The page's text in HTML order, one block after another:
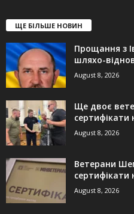
ЩЕ БІЛЬШЕ НОВИН
Прощання з
шляхо-
August 8, 2026
Ще двоє
August 8, 2026
Ветерани
August 8, 2026